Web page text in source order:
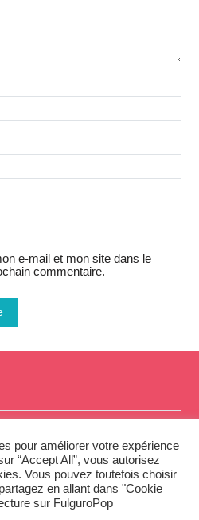
e-mail et mon site dans le
commentaire.
pour améliorer votre expérience
“Accept All”, vous autorisez
Vous pouvez toutefois choisir
en allant dans "Cookie
sur FulguroPop